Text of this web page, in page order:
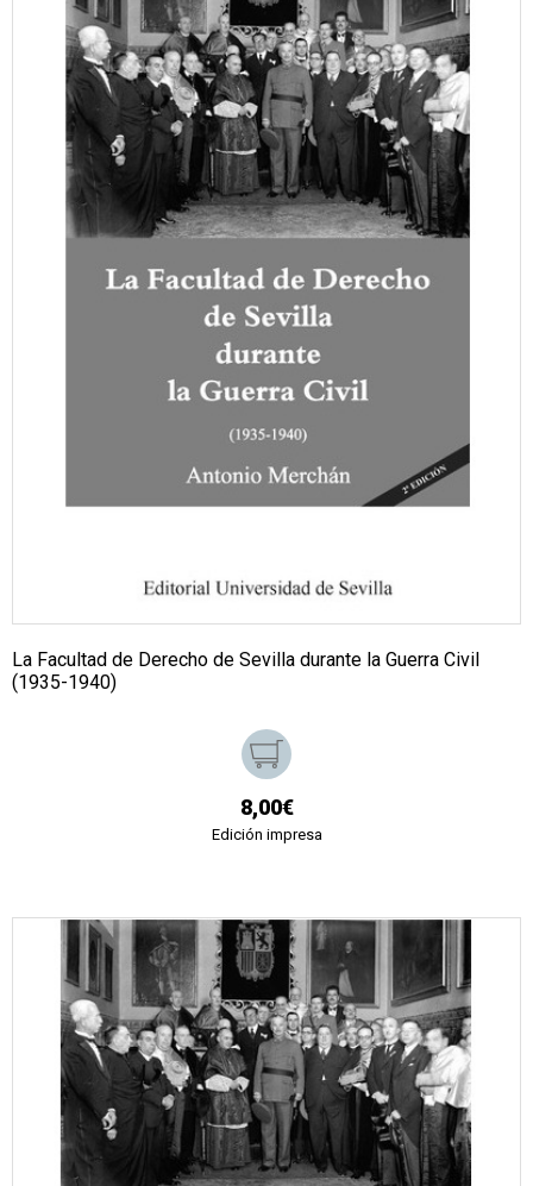
La Facultad de Derecho de Sevilla durante la Guerra Civil
(1935-1940)
8,00€
Edición impresa